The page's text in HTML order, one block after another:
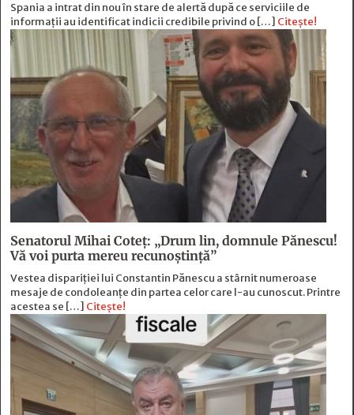
Spania a intrat din nou în stare de alertă după ce serviciile de
informații au identificat indicii credibile privind o […] Citește!
Senatorul Mihai Coteț: „Drum lin, domnule Pănescu!
Vă voi purta mereu recunoștință”
Vestea dispariției lui Constantin Pănescu a stârnit numeroase
mesaje de condoleanțe din partea celor care l-au cunoscut. Printre
acestea se […] Citește!